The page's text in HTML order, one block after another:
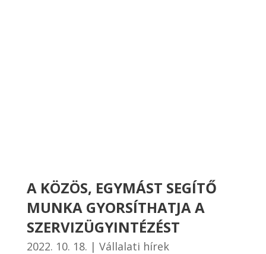
A KÖZÖS, EGYMÁST SEGÍTŐ
MUNKA GYORSÍTHATJA A
SZERVIZÜGYINTÉZÉST
2022. 10. 18. | Vállalati hírek